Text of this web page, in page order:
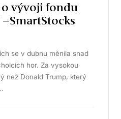
o vývoji fondu
se v dubnu měnila snad
hor. Za vysokou
než Donald Trump, který